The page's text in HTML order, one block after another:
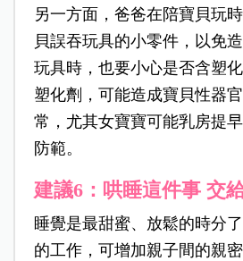
另一方面，爸爸在陪寶貝玩
貝誤吞玩具的小零件，以免
玩具時，也要小心是否含塑
塑化劑，可能造成寶貝性器
常，尤其女寶寶可能乳房提
防範。
建議6：哄睡這件事 交
睡覺是最甜蜜、放鬆的時分
的工作，可增加親子間的親